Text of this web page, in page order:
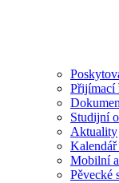
Přijímací
Studijní
Aktuality
Mobilní
Pěvecké